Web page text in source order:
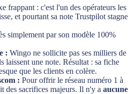
frappant : c'est l'un des opérateurs les
et pourtant sa note Trustpilot stagne
simplement par son modèle 100%
: Wingo ne sollicite pas ses milliers de
laissent une note. Résultat : sa fiche
que les clients en colère.
: Pour offrir le réseau numéro 1 à
des sacrifices majeurs. Il n'y a aucune